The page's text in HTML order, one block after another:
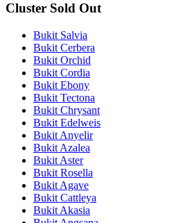
Cluster Sold Out
Bukit Salvia
Bukit Cerbera
Bukit Orchid
Bukit Cordia
Bukit Ebony
Bukit Tectona
Bukit Chrysant
Bukit Edelweis
Bukit Anyelir
Bukit Azalea
Bukit Aster
Bukit Rosella
Bukit Agave
Bukit Cattleya
Bukit Akasia